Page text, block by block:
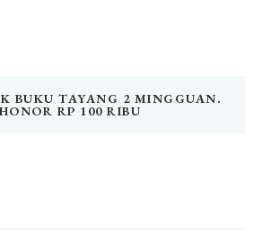
BUKU TAYANG 2 MINGGUAN.
HONOR RP 100 RIBU